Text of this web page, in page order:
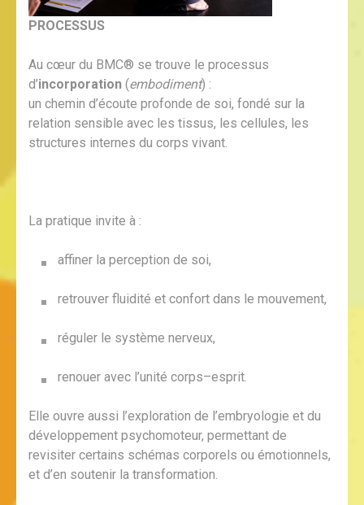
PROCESSUS
Au cœur du BMC® se trouve le processus
d’incorporation (embodiment) :
un chemin d’écoute profonde de soi, fondé sur la
relation sensible avec les tissus, les cellules, les
structures internes du corps vivant.
La pratique invite à :
affiner la perception de soi,
retrouver fluidité et confort dans le mouvement,
réguler le système nerveux,
renouer avec l’unité corps–esprit.
Elle ouvre aussi l’exploration de l’embryologie et du
développement psychomoteur, permettant de
revisiter certains schémas corporels ou émotionnels,
et d’en soutenir la transformation.